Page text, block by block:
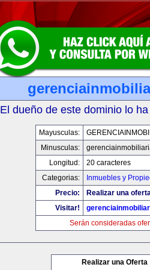
El dueño de este dominio lo
Mayusculas:
Minusculas:
Longitud:
20 caracteres
Categorias:
Inmuebles y
Precio:
Realizar una
Visitar!
Serán consideradas
Realizar una Oferta